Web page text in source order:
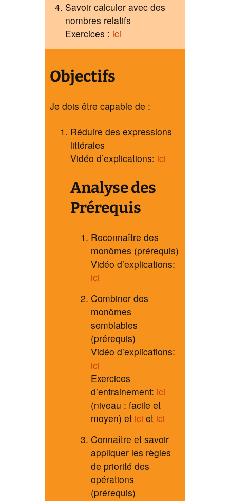
Savoir calculer avec des
nombres relatifs
Exercices : ici
Objectifs
Je dois être capable de :
Réduire des expressions
littérales
Vidéo d’explications: ici
Analyse des
Prérequis
Reconnaître des
monômes (prérequis)
Vidéo d’explications:
ici
Combiner des
monômes
semblables
(prérequis)
Vidéo d’explications:
ici
Exercices
d’entrainement: ici
(niveau : facile et
moyen) et ici et ici
Connaître et savoir
appliquer les règles
de priorité des
opérations
(prérequis)